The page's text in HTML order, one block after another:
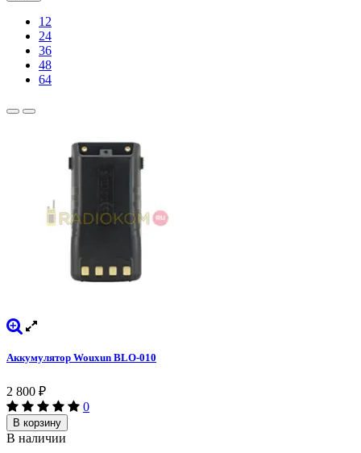
12
24
36
48
64
Аккумулятор Wouxun BLO-010
2 800 ₽
0
В корзину
В наличии